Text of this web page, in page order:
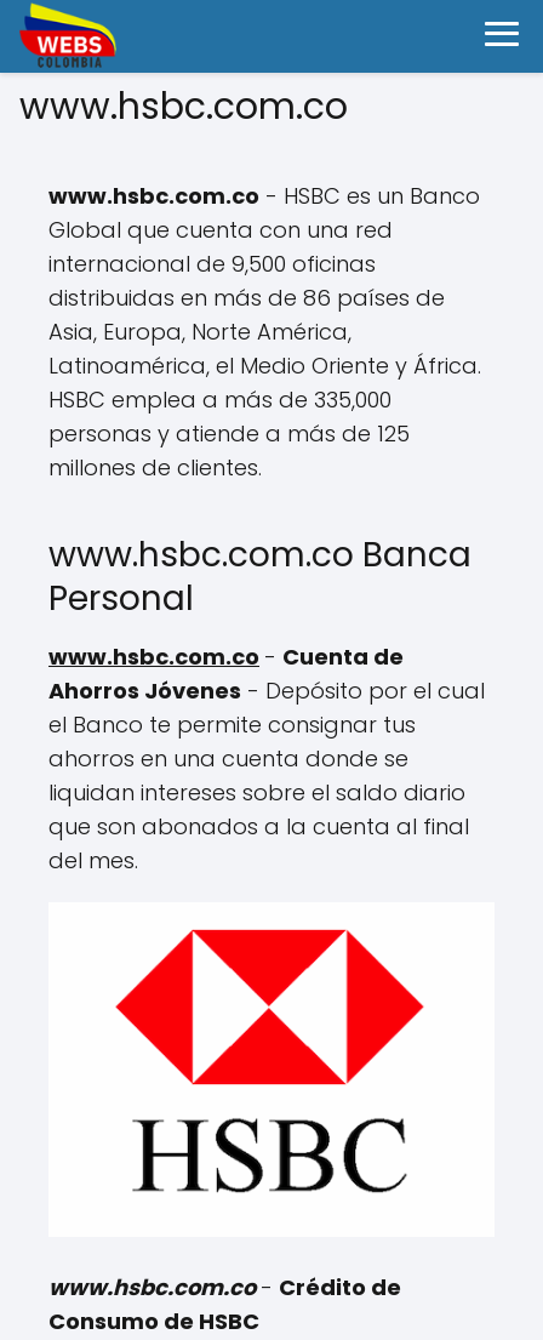
www.hsbc.com.co
www.hsbc.com.co - HSBC es un Banco
Global que cuenta con una red
internacional de 9,500 oficinas
distribuidas en más de 86 países de
Asia, Europa, Norte América,
Latinoamérica, el Medio Oriente y África.
HSBC emplea a más de 335,000
personas y atiende a más de 125
millones de clientes.
www.hsbc.com.co Banca
Personal
www.hsbc.com.co - Cuenta de
Ahorros Jóvenes - Depósito por el cual
el Banco te permite consignar tus
ahorros en una cuenta donde se
liquidan intereses sobre el saldo diario
que son abonados a la cuenta al final
del mes.
www.hsbc.com.co - Crédito de
Consumo de HSBC